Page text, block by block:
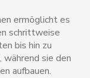
ermöglicht es
schrittweise
bis hin zu
sie den
aufbauen.